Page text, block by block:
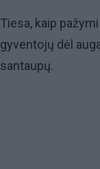
Tiesa, kaip
gyventojų dėl
santaupų.